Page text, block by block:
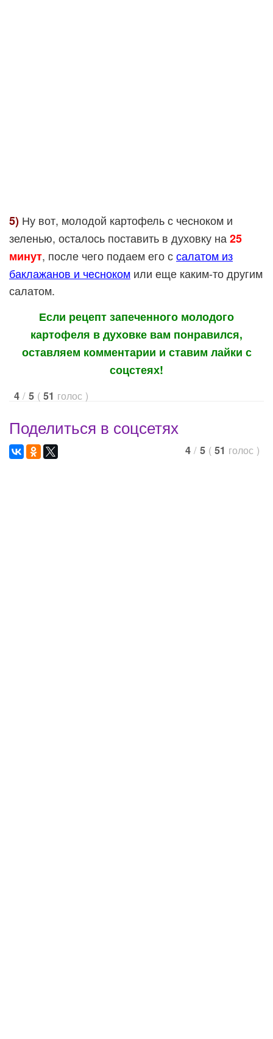
5) Ну вот, молодой картофель с чесноком и
зеленью, осталось поставить в духовку на25
минут, после чего подаем его ссалатом из
баклажанов и чесноком или еще каким-то другим
салатом.
Если рецепт запеченного молодого
картофеля в духовке вам понравился,
оставляем комментарии и ставим лайки с
соцстеях!
4 / 5 ( 51 голос )
Поделиться в соцсетях
4 / 5 ( 51 голос )